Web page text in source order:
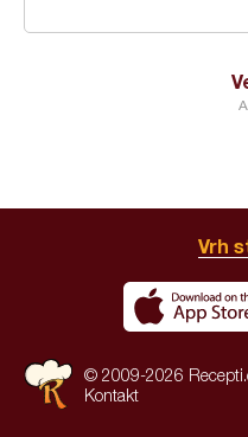
Vrh
© 2009-2026
Kontakt